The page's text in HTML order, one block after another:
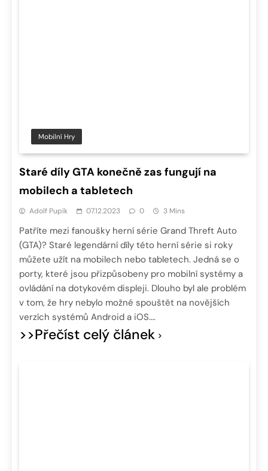
Mobilní Hry
Staré díly GTA konečně zas fungují na
mobilech a tabletech
Adolf Pupík 07.12.2023 0 3 Mins
Patříte mezi fanoušky herní série Grand Threft Auto
(GTA)? Staré legendární díly této herní série si roky
můžete užít na mobilech nebo tabletech. Jedná se o
porty, které jsou přizpůsobeny pro mobilní systémy a
ovládání na dotykovém displeji. Dlouho byl ale problém
v tom, že hry nebylo možné spouštět na novějších
verzích systémů Android a iOS….
>>Přečíst celý článek